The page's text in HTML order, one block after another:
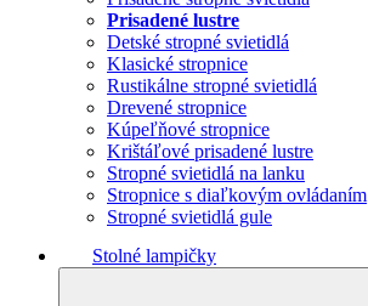
Prisadené lustre
Detské stropné svietidlá
Klasické stropnice
Rustikálne stropné svietidlá
Drevené stropnice
Kúpeľňové stropnice
Krištáľové prisadené lustre
Stropné svietidlá na lanku
Stropnice s diaľkovým ovládaním
Stropné svietidlá gule
Stolné lampičky